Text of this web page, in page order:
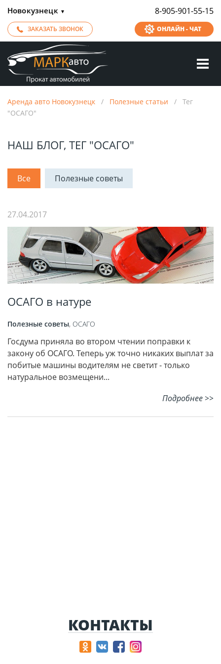
Новокузнецк ▼ 8-905-901-55-15
ЗАКАЗАТЬ ЗВОНОК ОНЛАЙН - ЧАТ
Аренда авто Новокузнецк / Полезные статьи / Тег
"ОСАГО"
НАШ БЛОГ, ТЕГ "ОСАГО"
Все Полезные советы
27.04.2017
ОСАГО в натуре
Полезные советы, ОСАГО
Госдума приняла во втором чтении поправки к
закону об ОСАГО. Теперь уж точно никаких выплат за
побитые машины водителям не светит - только
натуральное возмещени...
Подробнее >>
КОНТАКТЫ